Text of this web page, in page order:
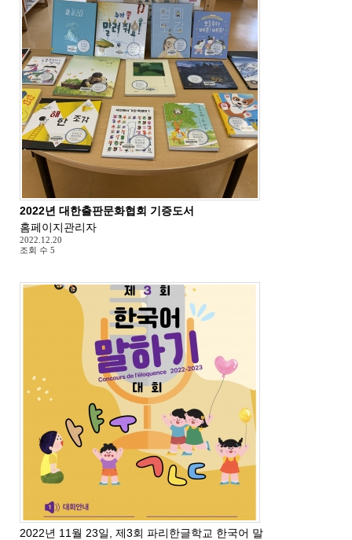
2022년 대한출판문화협회 기증도서
홈페이지관리자
2022.12.20
조회 수 5
2022년 11월 23일, 제3회 파리한글학교 한국어 말하기 대회